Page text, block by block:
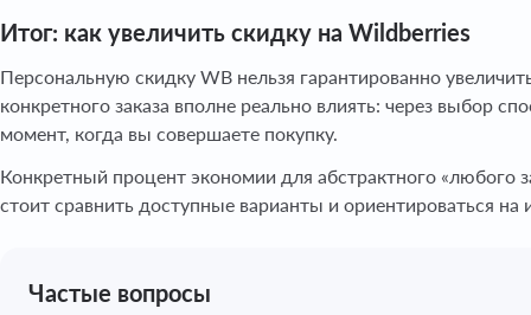
Итог: как увеличить скидку на Wildberries
Персональную скидку WB нельзя гарантированно
конкретного заказа вполне реально влиять: через выбор
момент, когда вы совершаете покупку.
Конкретный процент экономии для абстрактного «любого
стоит сравнить доступные варианты и ориентироваться
Частые вопросы